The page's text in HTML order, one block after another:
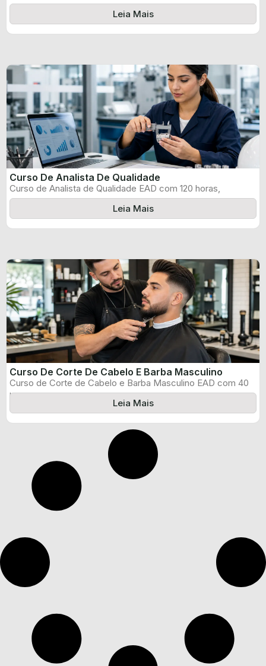
certificado informado pelo produtor e ...
Leia Mais
Curso De Analista De Qualidade
Curso de Analista de Qualidade EAD com 120 horas,
certificado informado pelo produtor ...
Leia Mais
Curso De Corte De Cabelo E Barba Masculino
Curso de Corte de Cabelo e Barba Masculino EAD com 40
horas, certificado ...
Leia Mais